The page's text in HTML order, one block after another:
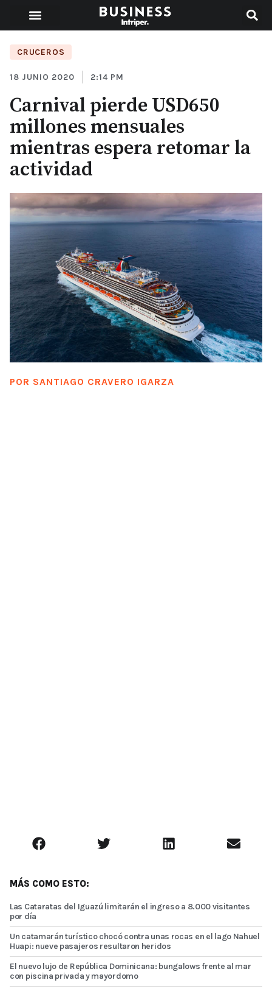
CRUCEROS
18 JUNIO 2020 2:14 PM
Carnival pierde USD650
millones mensuales
mientras espera retomar la
actividad
POR SANTIAGO CRAVERO IGARZA
MÁS COMO ESTO:
Las Cataratas del Iguazú limitarán el ingreso a 8.000 visitantes
por día
Un catamarán turístico chocó contra unas rocas en el lago Nahuel
Huapi: nueve pasajeros resultaron heridos
El nuevo lujo de República Dominicana: bungalows frente al mar
con piscina privada y mayordomo